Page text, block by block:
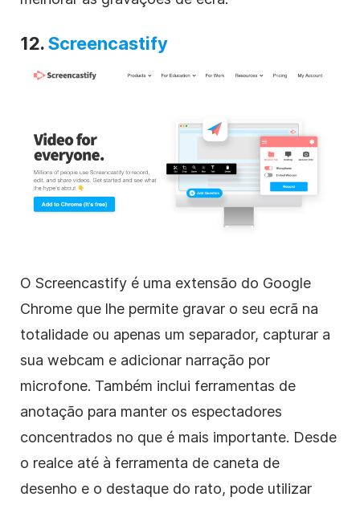
12.Screencastify
O Screencastify é uma extensão do Google
Chrome que lhe permite gravar o seu ecrã na
totalidade ou apenas um separador, capturar a
sua webcam e adicionar narração por
microfone. Também inclui ferramentas de
anotação para manter os espectadores
concentrados no que é mais importante. Desde
o realce até à ferramenta de caneta de
desenho e o destaque do rato, pode utilizar